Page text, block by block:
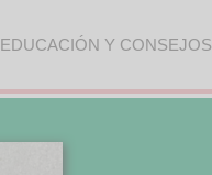
EDUCACIÓN Y CONSEJOS